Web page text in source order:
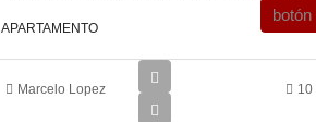
APARTAMENTO
botón
Marcelo Lopez 10